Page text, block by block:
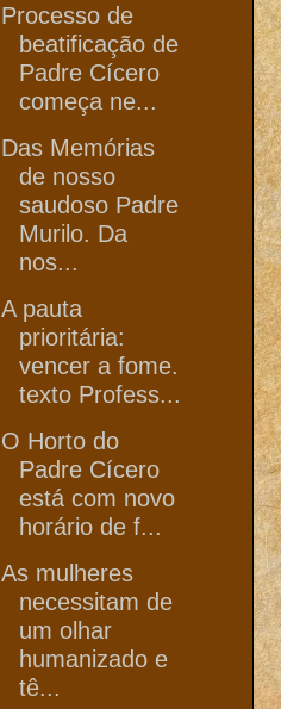
Processo de
beatificação de
Padre Cícero
começa ne...
Das Memórias
de nosso
saudoso Padre
Murilo. Da
nos...
A pauta
prioritária:
vencer a fome.
texto Profess...
O Horto do
Padre Cícero
está com novo
horário de f...
As mulheres
necessitam de
um olhar
humanizado e
tê...